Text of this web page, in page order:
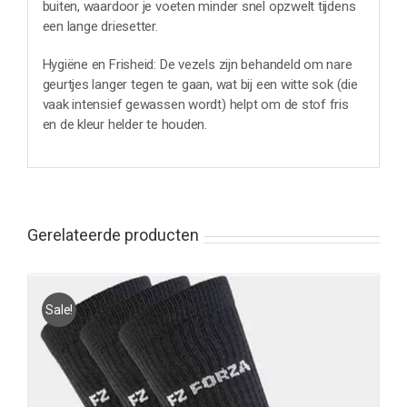
buiten, waardoor je voeten minder snel opzwelt tijdens
een lange driesetter.
Hygiëne en Frisheid: De vezels zijn behandeld om nare
geurtjes langer tegen te gaan, wat bij een witte sok (die
vaak intensief gewassen wordt) helpt om de stof fris
en de kleur helder te houden.
Gerelateerde producten
Sale!